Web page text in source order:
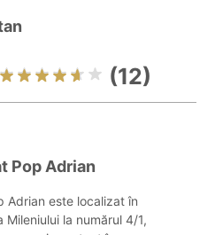
(12)
Pop Adrian
Adrian este localizat în
la numărul 4/1,